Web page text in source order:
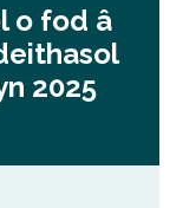
o fod â
2025